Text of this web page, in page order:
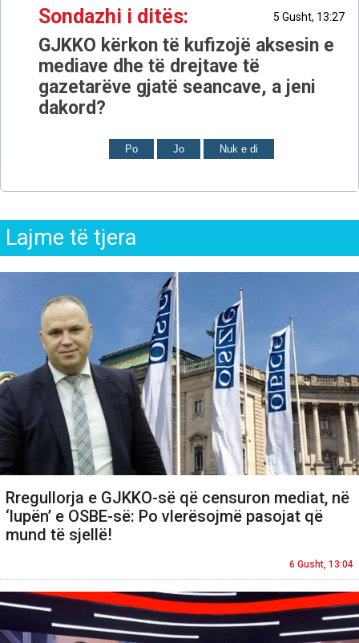
Sondazhi i ditës: 5 Gusht, 13:27
GJKKO kërkon të kufizojë aksesin e
mediave dhe të drejtave të
gazetarëve gjatë seancave, a jeni
dakord?
Po Jo Nuk e di
Lajme të tjera
Rregullorja e GJKKO-së që censuron mediat, në
‘lupën’ e OSBE-së: Po vlerësojmë pasojat që
mund të sjellë!
6 Gusht, 13:04